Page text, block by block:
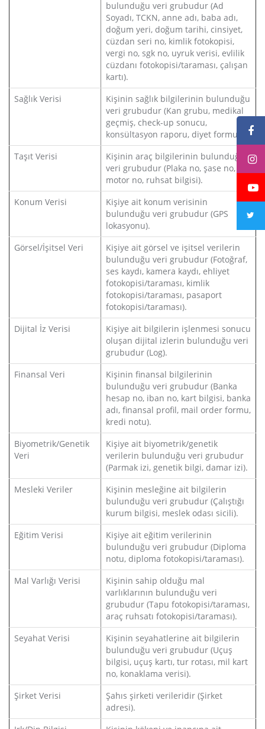
bulunduğu veri grubudur (Ad
Soyadı, TCKN, anne adı, baba adı,
doğum yeri, doğum tarihi, cinsiyet,
cüzdan seri no, kimlik fotokopisi,
vergi no, sgk no, uyruk verisi, evlilik
cüzdanı fotokopisi/taraması, çalışan
kartı).
Sağlık Verisi
Kişinin sağlık bilgilerinin bulunduğu
veri grubudur (Kan grubu, medikal
geçmiş, check-up sonucu,
konsültasyon raporu, diyet formu).
Taşıt Verisi
Kişinin araç bilgilerinin bulunduğu
veri grubudur (Plaka no, şase no,
motor no, ruhsat bilgisi).
Konum Verisi
Kişiye ait konum verisinin
bulunduğu veri grubudur (GPS
lokasyonu).
Görsel/İşitsel Veri
Kişiye ait görsel ve işitsel verilerin
bulunduğu veri grubudur (Fotoğraf,
ses kaydı, kamera kaydı, ehliyet
fotokopisi/taraması, kimlik
fotokopisi/taraması, pasaport
fotokopisi/taraması).
Dijital İz Verisi
Kişiye ait bilgilerin işlenmesi sonucu
oluşan dijital izlerin bulunduğu veri
grubudur (Log).
Finansal Veri
Kişinin finansal bilgilerinin
bulunduğu veri grubudur (Banka
hesap no, iban no, kart bilgisi, banka
adı, finansal profil, mail order formu,
kredi notu).
Biyometrik/Genetik
Veri
Kişiye ait biyometrik/genetik
verilerin bulunduğu veri grubudur
(Parmak izi, genetik bilgi, damar izi).
Mesleki Veriler
Kişinin mesleğine ait bilgilerin
bulunduğu veri grubudur (Çalıştığı
kurum bilgisi, meslek odası sicili).
Eğitim Verisi
Kişiye ait eğitim verilerinin
bulunduğu veri grubudur (Diploma
notu, diploma fotokopisi/taraması).
Mal Varlığı Verisi
Kişinin sahip olduğu mal
varlıklarının bulunduğu veri
grubudur (Tapu fotokopisi/taraması,
araç ruhsatı fotokopisi/taraması).
Seyahat Verisi
Kişinin seyahatlerine ait bilgilerin
bulunduğu veri grubudur (Uçuş
bilgisi, uçuş kartı, tur rotası, mil kart
no, konaklama verisi).
Şirket Verisi
Şahıs şirketi verileridir (Şirket
adresi).